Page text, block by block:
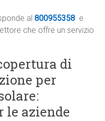
al800955358 e
che offre un servizio
di
per
le aziende